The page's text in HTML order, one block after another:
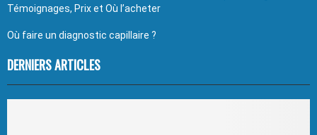
Témoignages, Prix et Où l’acheter
Où faire un diagnostic capillaire ?
DERNIERS ARTICLES